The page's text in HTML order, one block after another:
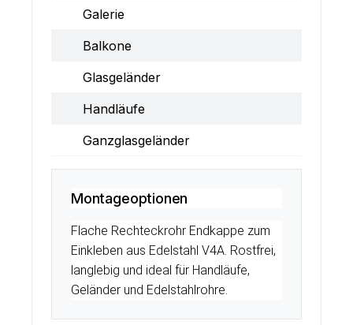
Galerie
Balkone
Glasgeländer
Handläufe
Ganzglasgeländer
Montageoptionen
Flache Rechteckrohr Endkappe zum
Einkleben aus Edelstahl V4A. Rostfrei,
langlebig und ideal für Handläufe,
Geländer und Edelstahlrohre.